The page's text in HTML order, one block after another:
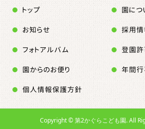
トップ 園につ
園からのお便り
お知らせ 採用情
年間
フォトアルバム 登園
個人情報保護方針
Copyright ©第2かぐらこども園. All